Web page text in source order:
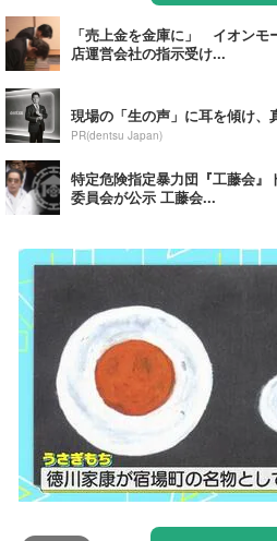
「売上金を金庫に」 イオン
店運営会社の指示受け...
現場の「生の声」に耳を傾け、
PR(dentsu Japan)
特定危険指定暴力団『工藤会
委員会が公示 工藤会...